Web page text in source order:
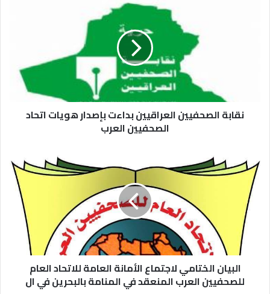
نقابة الصحفيين العراقيين بداءت بإصدار هويات اتحاد
الصحفيين العرب
البيان الختامي لاجتماع الأمانة العامة للاتحاد العام
للصحفيين العرب المنعقد في المنامة بالبحرين في ال